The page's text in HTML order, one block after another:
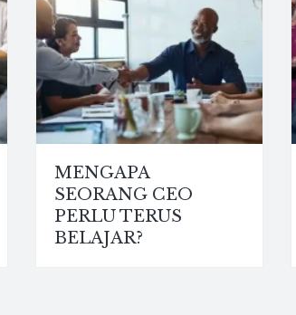
MENGAPA
SEORANG CEO
PERLU TERUS
BELAJAR?